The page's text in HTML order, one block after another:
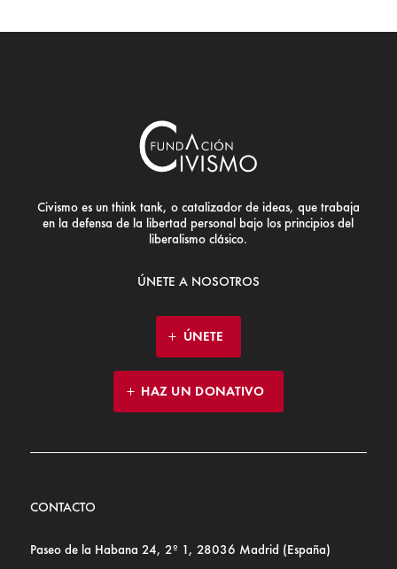
Civismo es un think tank, o catalizador de ideas, que trabaja
en la defensa de la libertad personal bajo los principios del
liberalismo clásico.
ÚNETE A NOSOTROS
ÚNETE
HAZ UN DONATIVO
CONTACTO
Paseo de la Habana 24, 2º 1, 28036 Madrid (España)